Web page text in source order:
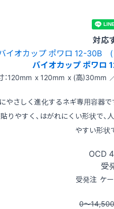
対応
バイオカップ ポワ
：120mm x 120mm x (高)30mm
やさしく進化するネギ専用容器で
りやすく、はがれにくい形状で、
やすい形状
OCD
受
受発注 ケ
0〜14,500